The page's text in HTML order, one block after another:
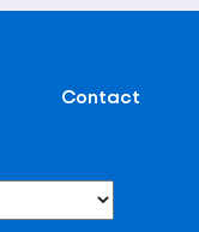
Contact